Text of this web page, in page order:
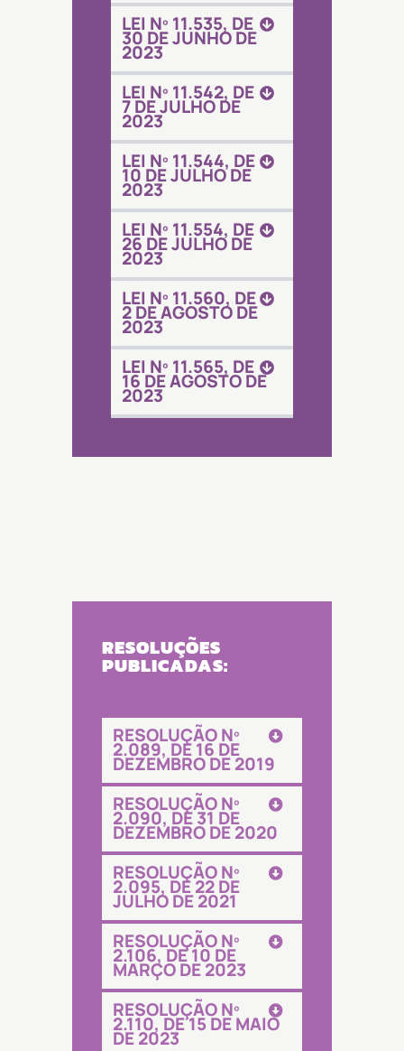
LEI Nº 11.535, DE
30 DE JUNHO DE
2023
LEI Nº 11.542, DE
7 DE JULHO DE
2023
LEI Nº 11.544, DE
10 DE JULHO DE
2023
LEI Nº 11.554, DE
26 DE JULHO DE
2023
LEI Nº 11.560, DE
2 DE AGOSTO DE
2023
LEI Nº 11.565, DE
16 DE AGOSTO DE
2023
RESOLUÇÕES
PUBLICADAS:
RESOLUÇÃO Nº
2.089, DE 16 DE
DEZEMBRO DE 2019
RESOLUÇÃO Nº
2.090, DE 31 DE
DEZEMBRO DE 2020
RESOLUÇÃO Nº
2.095, DE 22 DE
JULHO DE 2021
RESOLUÇÃO Nº
2.106, DE 10 DE
MARÇO DE 2023
RESOLUÇÃO Nº
2.110, DE 15 DE MAIO
DE 2023